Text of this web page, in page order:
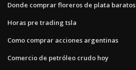
Donde comprar floreros de plata baratos
Horas pre trading tsla
Como comprar acciones argentinas
Comercio de petróleo crudo hoy